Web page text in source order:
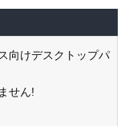
向けデスクトップパ
せん!